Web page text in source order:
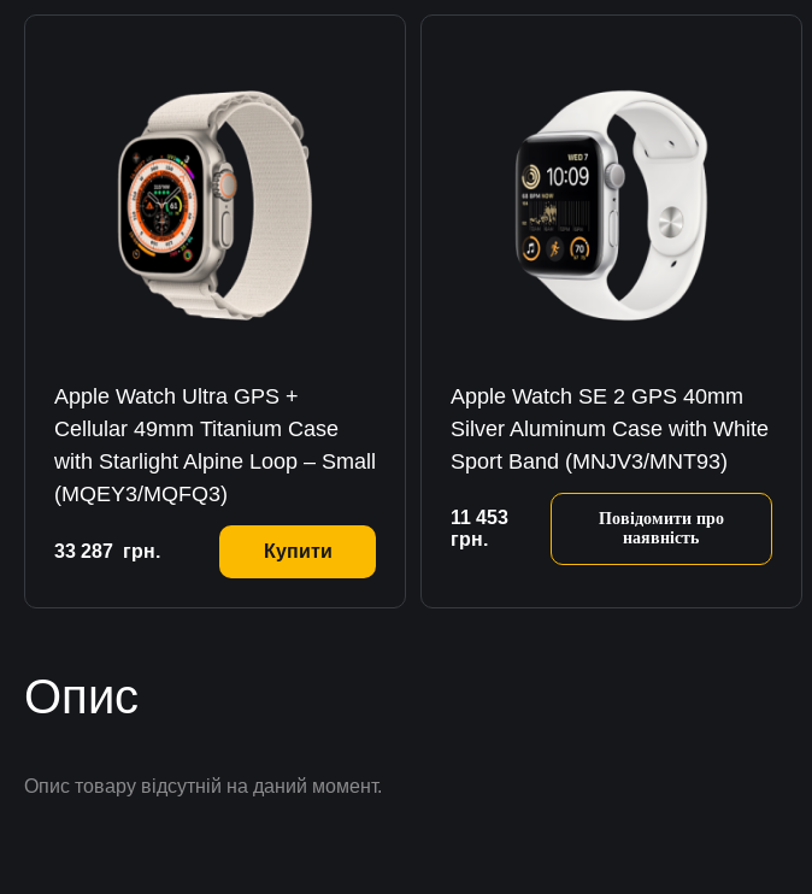
Apple Watch Ultra GPS +
Cellular 49mm Titanium Case
with Starlight Alpine Loop – Small
(MQEY3/MQFQ3)
33 287 грн. Купити
Apple Watch SE 2 GPS 40mm
Silver Aluminum Case with White
Sport Band (MNJV3/MNT93)
11 453
грн.
Повідомити про
наявність
Опис
Опис товару відсутній на даний момент.